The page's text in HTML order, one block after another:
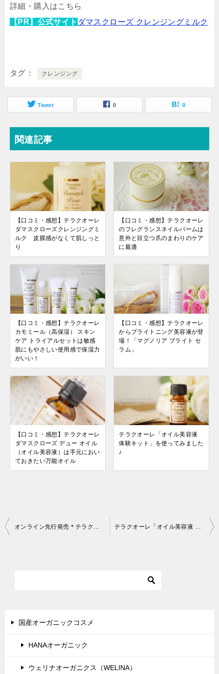
詳細・購入はこちら
【PR】公式サイト ダマスクローズ クレンジングミルク
タグ クレンジング
Tweet 0 0
関連記事
【口コミ・感想】テラクオーレ
ダマスクローズクレンジングミ
ルク 皮膜感がなくて肌しっと
り
【口コミ・感想】テラクオーレ
のフレグランスネイルバームは
意外と目立つ爪のまわりのケア
に最適
【口コミ・感想】テラクオーレ
カモミール（高保湿） スキン
ケア トライアルセットは敏感
肌にもやさしい使用感で保湿力
がいい！
【口コミ・感想】テラクオーレ
からブライトニング美容液が登
場！「マグノリア ブライト セ
ラム」
【口コミ・感想】テラクオーレ
ダマスクローズ デュー オイル
（オイル美容液）は手元におい
ておきたい万能オイル
テラクオーレ「オイル美容液
体験キット」を使ってみました
♪
投
シ
オンライン先行発売＊テラクオーレからロールオンタイプのデオドラント剤が新発売！ テラクオーレ「オイル美容液 体験キット」を使ってみました♪
国産オーガニックコスメ
HANAオーガニック
ウェリナオーガニクス（WELINA）